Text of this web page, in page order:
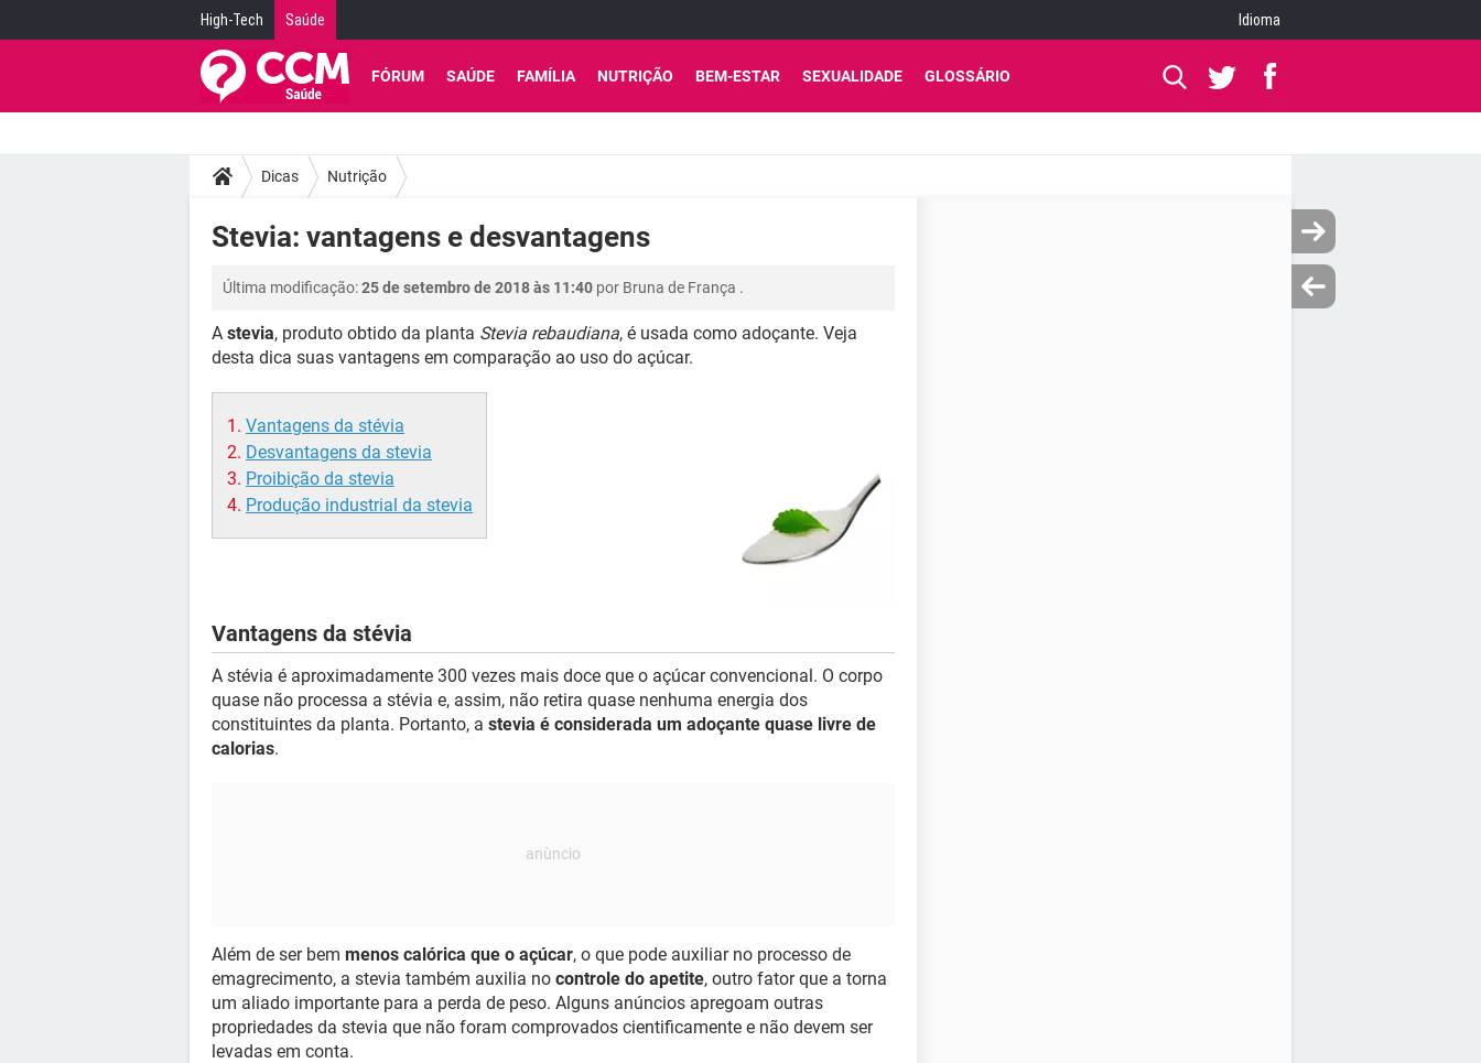
High-Tech Saúde Idioma
FÓRUM SAÚDE FAMÍLIA NUTRIÇÃO BEM-ESTAR SEXUALIDADE GLOSSÁRIO
Dicas Nutrição
Stevia: vantagens e desvantagens
Última modificação:25 de setembro de 2018 às 11:40 por Bruna de França .
A stevia, produto obtido da planta Stevia rebaudiana, é usada como adoçante. Veja
desta dica suas vantagens em comparação ao uso do açúcar.
Vantagens da stévia
Desvantagens da stevia
Proibição da stevia
Produção industrial da stevia
Vantagens da stévia
A stévia é aproximadamente 300 vezes mais doce que o açúcar convencional. O corpo
quase não processa a stévia e, assim, não retira quase nenhuma energia dos
constituintes da planta. Portanto, a stevia é considerada um adoçante quase livre de
calorias.
Além de ser bem menos calórica que o açúcar, o que pode auxiliar no processo de
emagrecimento, a stevia também auxilia no controle do apetite, outro fator que a torna
um aliado importante para a perda de peso. Alguns anúncios apregoam outras
propriedades da stevia que não foram comprovados cientificamente e não devem ser
levadas em conta.